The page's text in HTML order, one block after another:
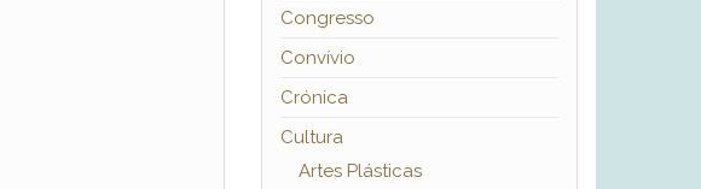
Congresso
Convívio
Crónica
Cultura
Artes Plásticas